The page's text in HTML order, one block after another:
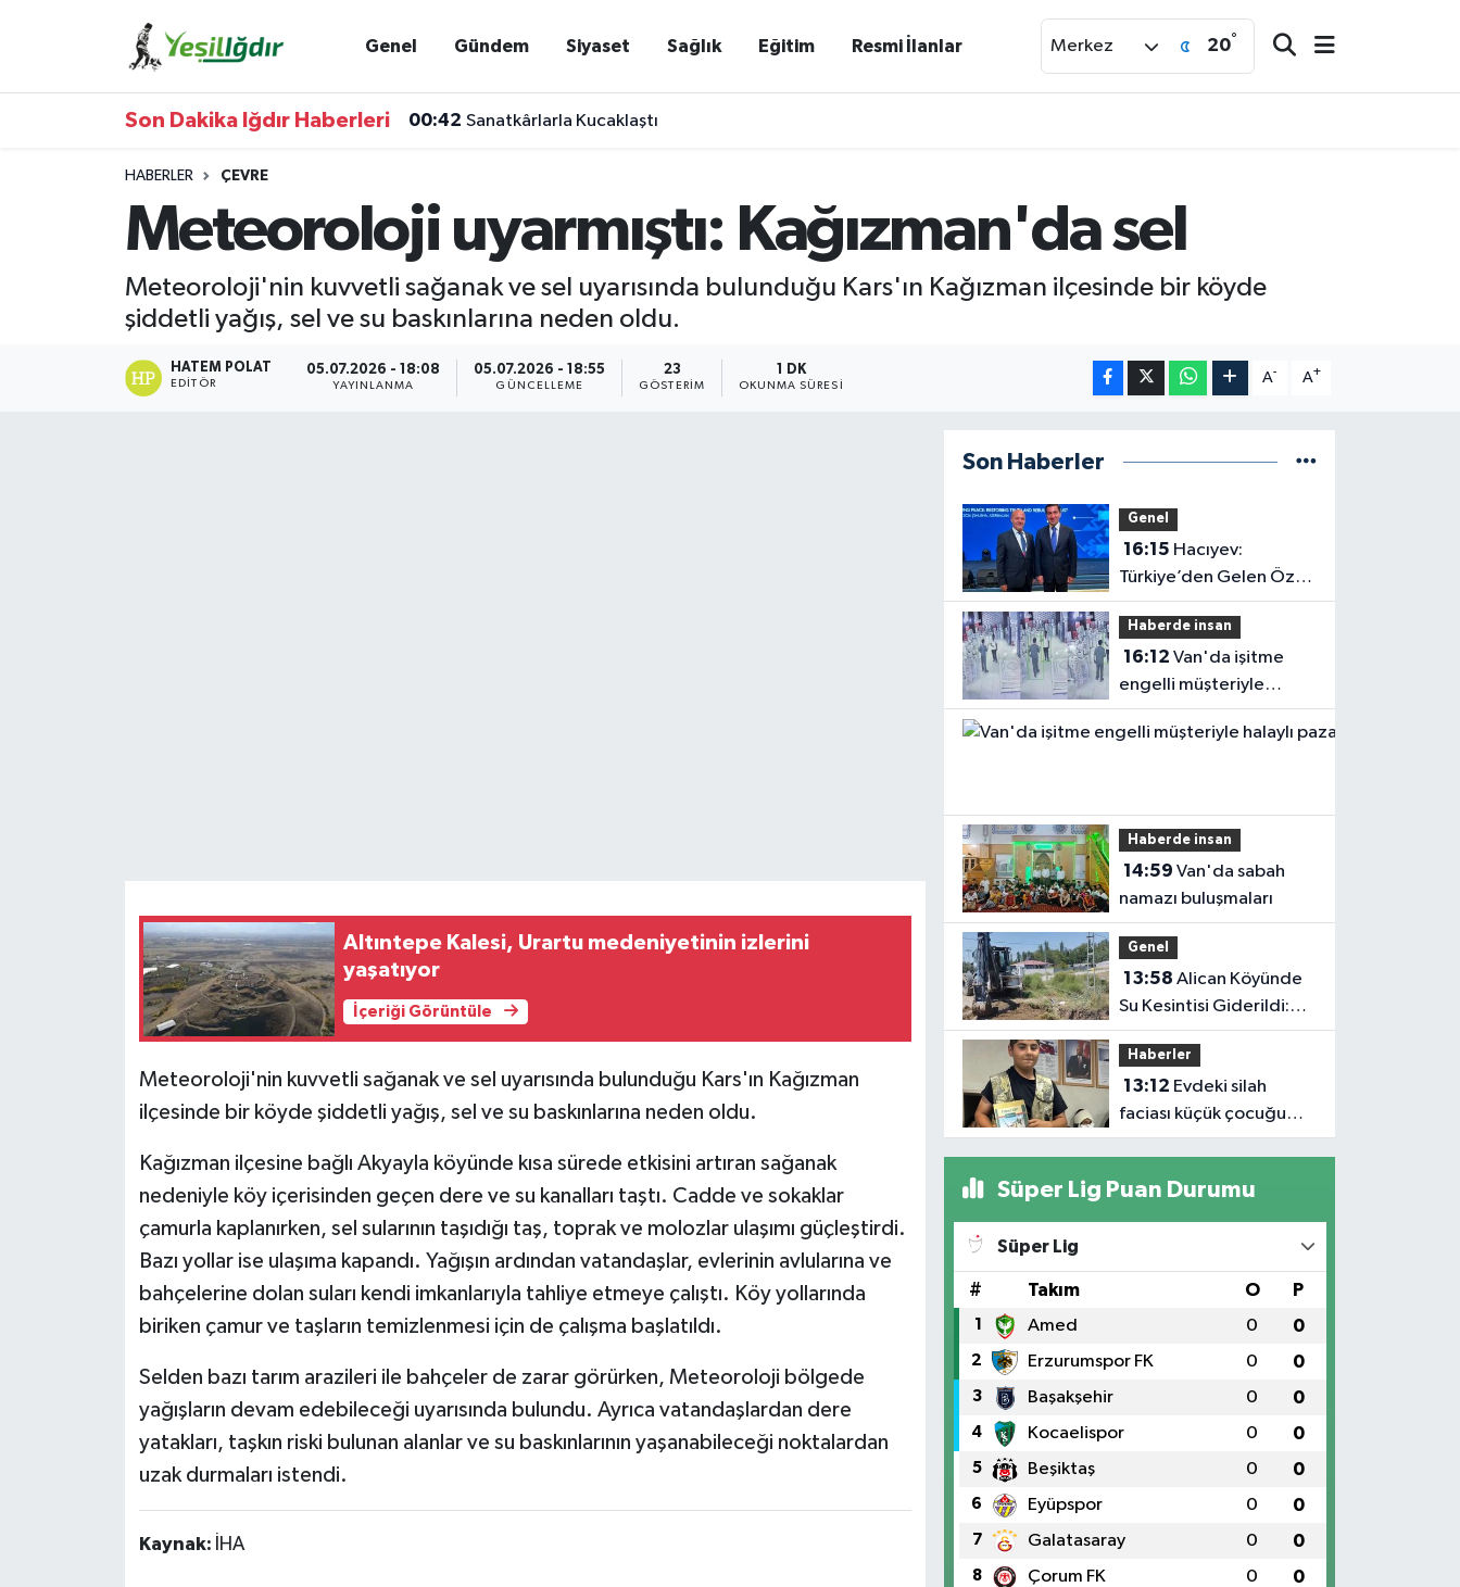
Genel Gündem Siyaset Sağlık Eğitim Resmi İlanlar Merkez 20°
Son Dakika Iğdır Haberleri 00:42 Sanatkârlarla Kucaklaştı
HABERLER ÇEVRE
Meteoroloji uyarmıştı: Kağızman'da sel
Meteoroloji'nin kuvvetli sağanak ve sel uyarısında bulunduğu Kars'ın Kağızman ilçesinde bir köyde
şiddetli yağış, sel ve su baskınlarına neden oldu.
HATEM POLAT
EDITÖR
05.07.2026 - 18:08
YAYINLANMA
05.07.2026 - 18:55
GÜNCELLEME
23
GÖSTERIM
1 DK
OKUNMA SÜRESI
A- A+
Altıntepe Kalesi, Urartu medeniyetinin izlerini
yaşatıyor
İçeriği Görüntüle
Meteoroloji'nin kuvvetli sağanak ve sel uyarısında bulunduğu Kars'ın Kağızman
ilçesinde bir köyde şiddetli yağış, sel ve su baskınlarına neden oldu.
Kağızman ilçesine bağlı Akyayla köyünde kısa sürede etkisini artıran sağanak
nedeniyle köy içerisinden geçen dere ve su kanalları taştı. Cadde ve sokaklar
çamurla kaplanırken, sel sularının taşıdığı taş, toprak ve molozlar ulaşımı güçleştirdi.
Bazı yollar ise ulaşıma kapandı. Yağışın ardından vatandaşlar, evlerinin avlularına ve
bahçelerine dolan suları kendi imkanlarıyla tahliye etmeye çalıştı. Köy yollarında
biriken çamur ve taşların temizlenmesi için de çalışma başlatıldı.
Selden bazı tarım arazileri ile bahçeler de zarar görürken, Meteoroloji bölgede
yağışların devam edebileceği uyarısında bulundu. Ayrıca vatandaşlardan dere
yatakları, taşkın riski bulunan alanlar ve su baskınlarının yaşanabileceği noktalardan
uzak durmaları istendi.
Kaynak: İHA
Son Haberler
Genel
16:15
Türkiye’den Gelen Öz
Evine Gelir
Haberde insan
16:12
engelli müşteriyle
halaylı pazarlık
gülümsetti
Haberde insan
14:59
namazı buluşmaları
Genel
13:58
Su Kesintisi Giderildi:
Ekipler Anında
Müdahale Etti
Haberler
13:12
faciası küçük çocuğu
hayattan kopardı
Süper Lig Puan Durumu
Süper Lig
# Takım O P
1 Amed 0 0
2 Erzurumspor FK 0 0
3 Başakşehir 0 0
4 Kocaelispor 0 0
5 Beşiktaş 0 0
6 Eyüpspor 0 0
7 Galatasaray 0 0
8 Çorum FK 0 0
Iğdır Trafik Yoğunluk Haritası
Süper Lig Puan Durumu ve Fikstür
Tüm Manşetler